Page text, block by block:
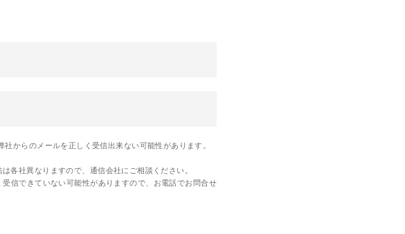
からのメールを正しく受信出来ない可能性があります。
各社異なりますので、通信会社にご相談ください。
信できていない可能性がありますので、お電話でお問合せ